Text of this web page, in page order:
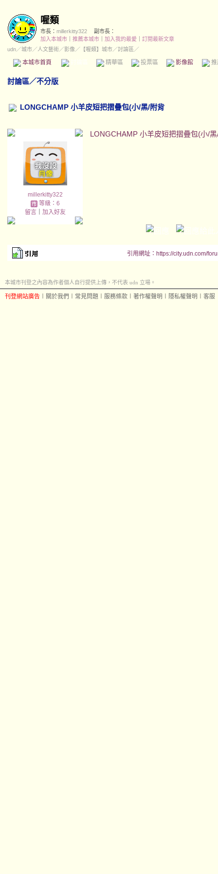
喔類
市長： millerkitty322
副市長：
加入本城市
推薦本城市 加入我的最愛
訂閱最新文章
udn／城市／人文藝術／影像 ／ 【喔類】城市／討論區／
本城市首頁 精華區 投票區 影像館
討論區／不分版
LONGCHAMP 小羊皮短把摺疊包(小/黑/附背
millerkitty322
等級：6
留言｜ 加入好友
LONGCHAMP 小羊皮短把摺疊包(小/
引用網址：https://city.udn.com/
本城市刊登之內容為作者個人自行提供上傳，不代表 udn 立場。
刊登網站廣告 關於我們 常見問題 服務條款 著作權聲明 隱私權聲明 客服